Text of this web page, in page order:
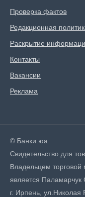
Проверка фактов
Редакционная
Раскрытие
Контакты
Вакансии
Реклама
© Банки.юа
Свидетельство для
Владельцем торговой
является
г. Ирпень, ул.Николая